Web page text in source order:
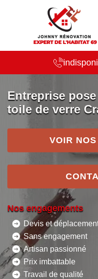
Entreprise
toile de verre
VOIR
Nos engagements
Devis et
Sans engagement
Artisan passionné
Prix imbattable
Travail de qualité